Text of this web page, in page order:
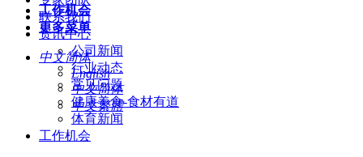
工作机会
更多菜单
中文简体
English
中文简体
中文繁體
联系我们
资讯中心
公司新闻
行业动态
常见问题
健康美食-食材有道
体育新闻
工作机会